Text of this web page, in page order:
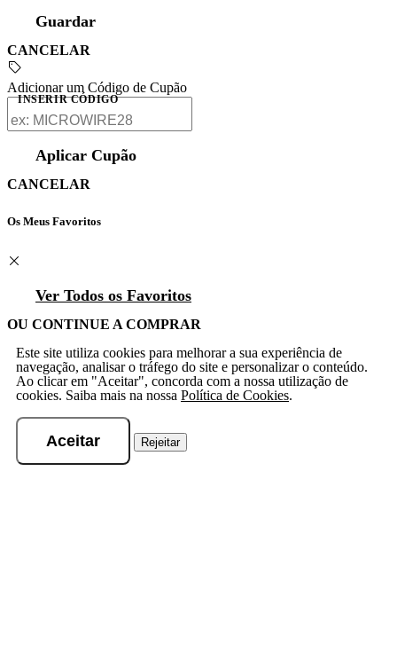
Guardar
CANCELAR
Adicionar um Código de Cupão
INSERIR CÓDIGO
Aplicar Cupão
CANCELAR
Os Meus Favoritos
Ver Todos os Favoritos
OU CONTINUE A COMPRAR
Este site utiliza cookies para melhorar a sua experiência de
navegação, analisar o tráfego do site e personalizar o conteúdo.
Ao clicar em "Aceitar", concorda com a nossa utilização de
cookies. Saiba mais na nossa Política de Cookies.
Aceitar Rejeitar